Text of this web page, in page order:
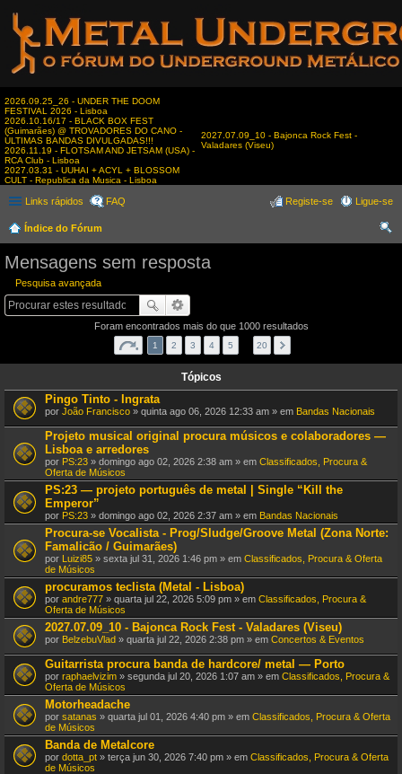
2026.09.25_26 - UNDER THE DOOM
FESTIVAL 2026 - Lisboa
2026.10.16/17 - BLACK BOX FEST
(Guimarães) @ TROVADORES DO CANO -
ÚLTIMAS BANDAS DIVULGADAS!!!
2026.11.19 - FLOTSAM AND JETSAM (USA) -
RCA Club - Lisboa
2027.03.31 - UUHAI + ACYL + BLOSSOM
CULT - Republica da Musica - Lisboa
2027.07.09_10 - Bajonca Rock Fest -
Valadares (Viseu)
Links rápidos FAQ Ligue-se
Registe-se
Índice do Fórum
Mensagens sem resposta
Pesquisa avançada
Foram encontrados mais do que 1000 resultados
1 2 3 4 5 20
Tópicos
Pingo Tinto - Ingrata
por João Francisco » quinta ago 06, 2026 12:33 am » em Bandas Nacionais
Projeto musical original procura músicos e colaboradores —
Lisboa e arredores
por PS:23 » domingo ago 02, 2026 2:38 am » em Classificados, Procura &
Oferta de Músicos
PS:23 — projeto português de metal | Single “Kill the
Emperor”
por PS:23 » domingo ago 02, 2026 2:37 am » em Bandas Nacionais
Procura-se Vocalista - Prog/Sludge/Groove Metal (Zona Norte:
Famalicão / Guimarães)
por Luizi85 » sexta jul 31, 2026 1:46 pm » em Classificados, Procura & Oferta
de Músicos
procuramos teclista (Metal - Lisboa)
por andre777 » quarta jul 22, 2026 5:09 pm » em Classificados, Procura &
Oferta de Músicos
2027.07.09_10 - Bajonca Rock Fest - Valadares (Viseu)
por BelzebuVlad » quarta jul 22, 2026 2:38 pm » em Concertos & Eventos
Guitarrista procura banda de hardcore/ metal — Porto
por raphaelvizim » segunda jul 20, 2026 1:07 am » em Classificados, Procura &
Oferta de Músicos
Motorheadache
por satanas » quarta jul 01, 2026 4:40 pm » em Classificados, Procura & Oferta
de Músicos
Banda de Metalcore
por dotta_pt » terça jun 30, 2026 7:40 pm » em Classificados, Procura & Oferta
de Músicos